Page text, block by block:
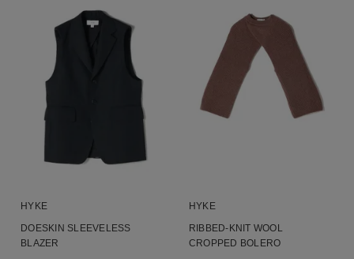
HYKE
DOESKIN SLEEVELESS
BLAZER
HYKE
RIBBED-KNIT WOOL
CROPPED BOLERO